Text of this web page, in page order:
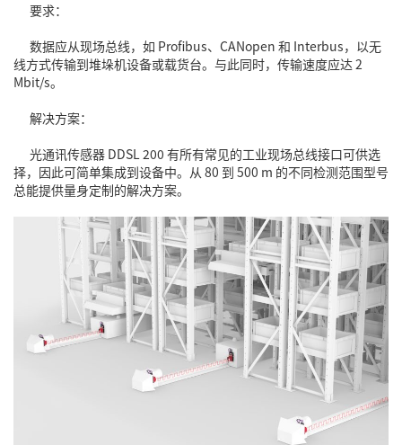
要求：
数据应从现场总线，如 Profibus、CANopen 和 Interbus，以无
线方式传输到堆垛机设备或载货台。与此同时，传输速度应达 2
Mbit/s。
解决方案：
光通讯传感器 DDSL 200 有所有常见的工业现场总线接口可供选
择，因此可简单集成到设备中。从 80 到 500 m 的不同检测范围型号
总能提供量身定制的解决方案。